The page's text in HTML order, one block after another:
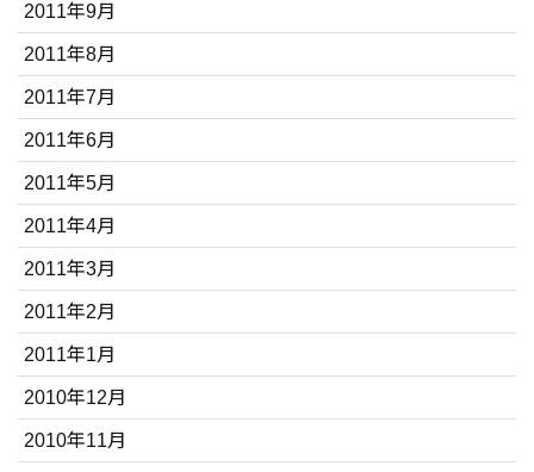
2011年9月
2011年8月
2011年7月
2011年6月
2011年5月
2011年4月
2011年3月
2011年2月
2011年1月
2010年12月
2010年11月